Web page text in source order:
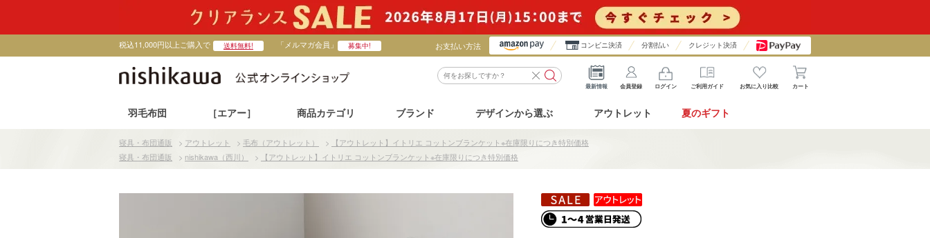
税込11,000円以上ご購入で 送料無料! 「メルマガ会員」 募集中! お支払い方法 コンビニ決済 分割払い クレジット決済
最新情報 会員登録 ログイン ご利用ガイド お気に入り比較 カート
羽毛布団 ［エアー］ 商品カテゴリ ブランド デザインから選ぶ アウトレット 夏のギフト
寝具・布団通販 > アウトレット > 毛布（アウトレット） >
【アウトレット】イトリエ コットンブランケット※在庫限りにつき特別価格
寝具・布団通販
> nishikawa（西川） > 【アウトレット】イトリエ コットンブランケット※在庫限りにつき特別価格